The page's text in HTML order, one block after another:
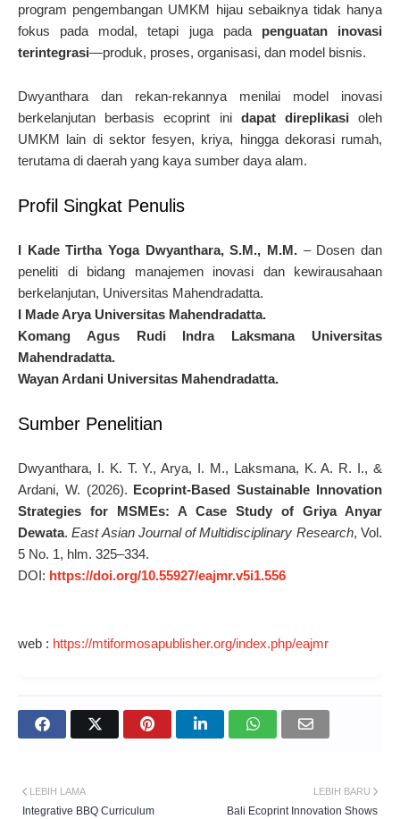
program pengembangan UMKM hijau sebaiknya tidak hanya
fokus pada modal, tetapi juga pada penguatan inovasi
terintegrasi—produk, proses, organisasi, dan model bisnis.
Dwyanthara dan rekan-rekannya menilai model inovasi
berkelanjutan berbasis ecoprint ini dapat direplikasi oleh
UMKM lain di sektor fesyen, kriya, hingga dekorasi rumah,
terutama di daerah yang kaya sumber daya alam.
Profil Singkat Penulis
I Kade Tirtha Yoga Dwyanthara, S.M., M.M. – Dosen dan
peneliti di bidang manajemen inovasi dan kewirausahaan
berkelanjutan, Universitas Mahendradatta.
I Made AryaUniversitas Mahendradatta.
Komang Agus Rudi Indra LaksmanaUniversitas
Mahendradatta.
Wayan Ardani Universitas Mahendradatta.
Sumber Penelitian
Dwyanthara, I. K. T. Y., Arya, I. M., Laksmana, K. A. R. I., &
Ardani, W. (2026). Ecoprint-Based Sustainable Innovation
Strategies for MSMEs: A Case Study of Griya Anyar
Dewata.East Asian Journal of Multidisciplinary Research, Vol.
5 No. 1, hlm. 325–334.
DOI: https://doi.org/10.55927/eajmr.v5i1.556
web : https://mtiformosapublisher.org/index.php/eajmr
LEBIH BARU
Bali Ecoprint Innovation Shows
LEBIH LAMA
Integrative BBQ Curriculum